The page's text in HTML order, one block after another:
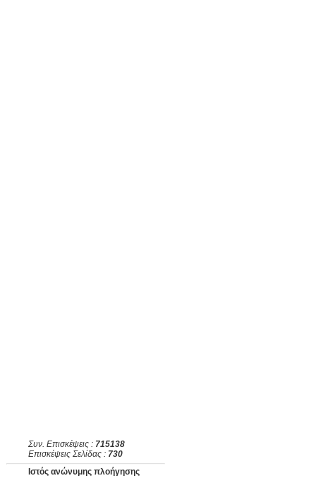
Συν. Επισκέψεις : 715138
Επισκέψεις Σελίδας : 730
Ιστός ανώνυμης πλοήγησης